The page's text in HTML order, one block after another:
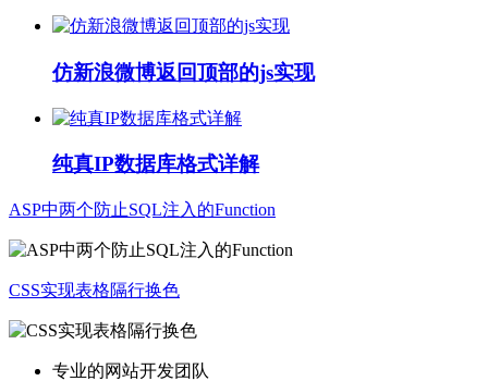
仿新浪微博返回顶部的js实现
纯真IP数据库格式详解
ASP中两个防止SQL注入的Function
CSS实现表格隔行换色
专业的网站开发团队